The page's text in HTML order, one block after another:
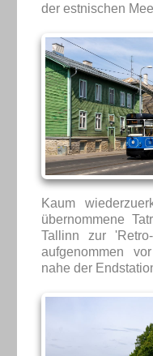
der estnischen
Kaum
übernommene
Tallinn zur
aufgenommen
nahe der